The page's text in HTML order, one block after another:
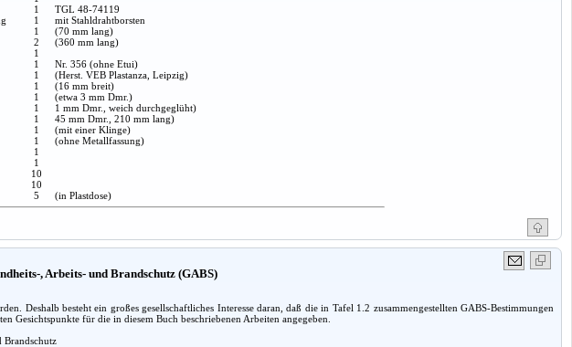
1
TGL 48-74119
1
mit Stahldrahtborsten
1
(70 mm lang)
2
(360 mm lang)
1
1
Nr. 356 (ohne Etui)
1
(Herst. VEB Plastanza, Leipzig)
1
(16 mm breit)
1
(etwa 3 mm Dmr.)
1
1 mm Dmr., weich durchgeglüht)
1
45 mm Dmr., 210 mm lang)
1
(mit einer Klinge)
1
(ohne Metallfassung)
1
1
10
10
5
(in Plastdose)
, Arbeits- und Brandschutz (GABS)
Deshalb besteht ein großes gesellschaftliches Interesse daran, daß die in Tafel 1.2 zusammengestellten GABS-Bestimmungen
Gesichtspunkte für die in diesem Buch beschriebenen Arbeiten angegeben.
Brandschutz